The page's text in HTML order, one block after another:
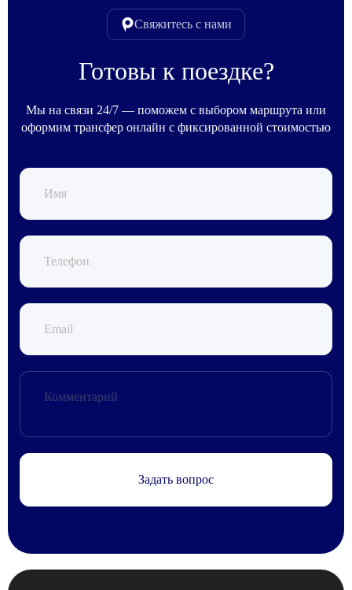
Свяжитесь с нами
Готовы к поездке?
Мы на связи 24/7 — поможем с выбором маршрута или
оформим трансфер онлайн с фиксированной стоимостью
Задать вопрос